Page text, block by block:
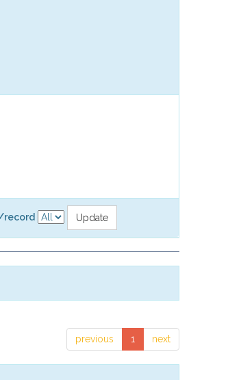
record
previous 1 next